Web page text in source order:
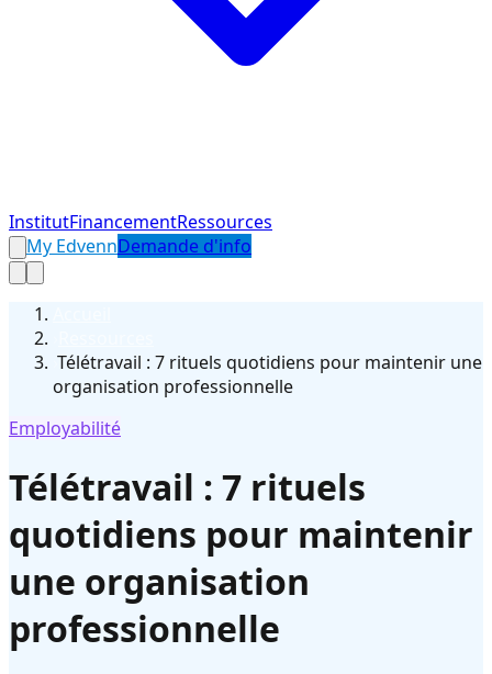
InstitutFinancementRessources
My EdvennDemande d'info
Télétravail : 7 rituels quotidiens pour maintenir une
organisation professionnelle
Employabilité
Télétravail : 7 rituels
quotidiens pour maintenir
une organisation
professionnelle